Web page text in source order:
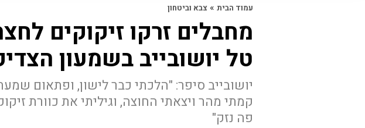
עמוד הבית » צבא וביטחון
מחבלים זרקו זיקוקים
טל יושובייב בשמעון
יושובייב סיפר: "הלכתי כבר לישון, ופתאום
קמתי מהר ויצאתי החוצה, וגיליתי את כוורת
פה נזק"